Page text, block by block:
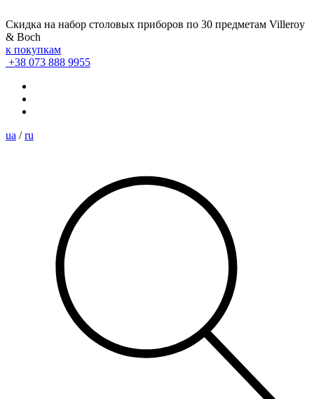
Скидка на набор столовых приборов по 30 предметам Villeroy
& Boch
к покупкам
+38 073 888 9955
ua / ru